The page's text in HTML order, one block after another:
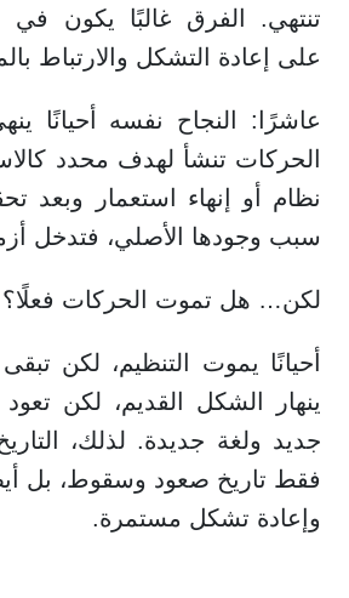
تنتهي. الفرق غالبًا يكون في
على إعادة التشكل والارتباط
عاشرًا: النجاح نفسه أحيانًا
الحركات تنشأ لهدف محدد
نظام أو إنهاء استعمار وبعد
سبب وجودها الأصلي، فتدخل
لكن… هل تموت الحركات فعلًا؟
أحيانًا يموت التنظيم، لكن تبقى
ينهار الشكل القديم، لكن
جديد ولغة جديدة. لذلك،
فقط تاريخ صعود وسقوط، بل
وإعادة تشكل مستمرة.